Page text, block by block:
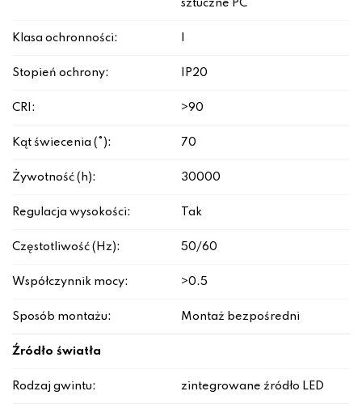
sztuczne PC
Klasa ochronności:
Stopień ochrony: IP20
CRI: >90
Kąt świecenia (°): 70
Żywotność (h): 30000
Regulacja wysokości: Tak
Częstotliwość (Hz): 50/60
Współczynnik mocy: >0.5
Sposób montażu: Montaż bezpośredni
Źródło światła
Rodzaj gwintu: zintegrowane źródło LED